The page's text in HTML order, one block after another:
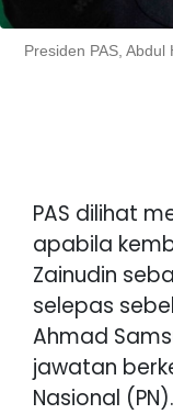
Presiden PAS, Abdul
PAS dilihat
apabila
Zainudin
selepas
Ahmad
jawatan
Nasional (PN).